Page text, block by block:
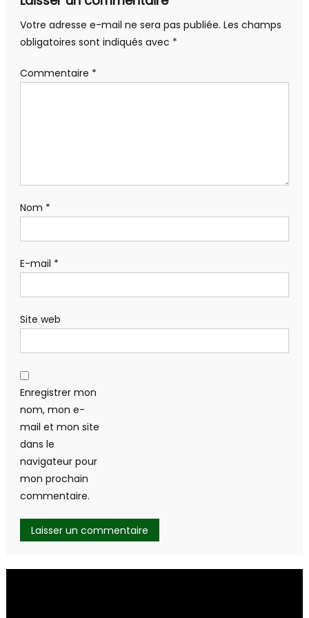
Votre adresse e-mail ne sera pas publiée. Les champs
obligatoires sont indiqués avec *
Commentaire *
Nom *
E-mail *
Site web
Enregistrer mon
nom, mon e-
mail et mon site
dans le
navigateur pour
mon prochain
commentaire.